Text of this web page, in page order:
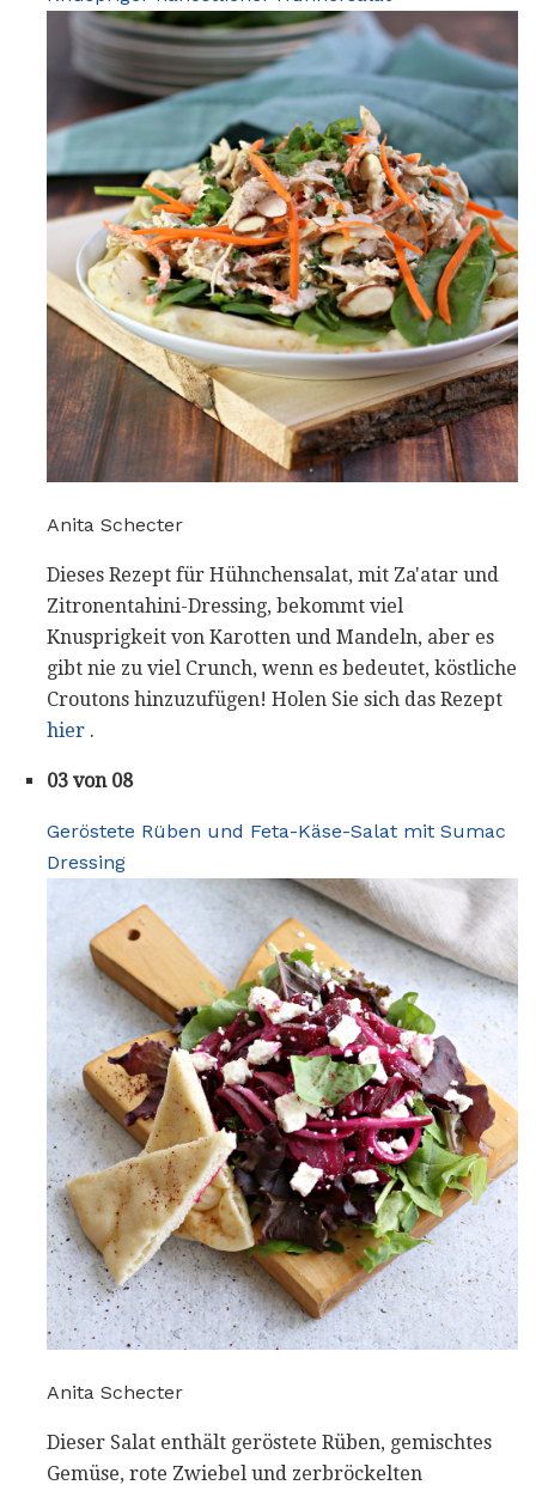
Anita Schecter
Dieses Rezept für Hühnchensalat, mit Za'atar und
Zitronentahini-Dressing, bekommt viel
Knusprigkeit von Karotten und Mandeln, aber es
gibt nie zu viel Crunch, wenn es bedeutet, köstliche
Croutons hinzuzufügen! Holen Sie sich das Rezept
hier .
03 von 08
Geröstete Rüben und Feta-Käse-Salat mit Sumac
Dressing
Anita Schecter
Dieser Salat enthält geröstete Rüben, gemischtes
Gemüse, rote Zwiebel und zerbröckelten